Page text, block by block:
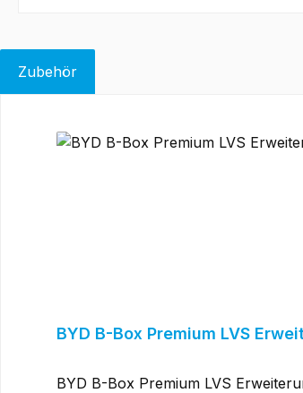
Zubehör
BYD B-Box Premium LVS
BYD B-Box Premium LVS